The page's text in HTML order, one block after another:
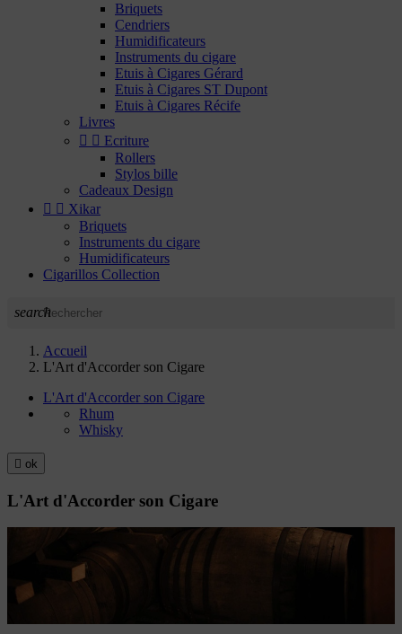
Briquets
Cendriers
Humidificateurs
Instruments du cigare
Etuis à Cigares Gérard
Etuis à Cigares ST Dupont
Etuis à Cigares Récife
Livres
  Ecriture
Rollers
Stylos bille
Cadeaux Design
  Xikar
Briquets
Instruments du cigare
Humidificateurs
Cigarillos Collection
search
Accueil
L'Art d'Accorder son Cigare
L'Art d'Accorder son Cigare
Rhum
Whisky
 ok
L'Art d'Accorder son Cigare